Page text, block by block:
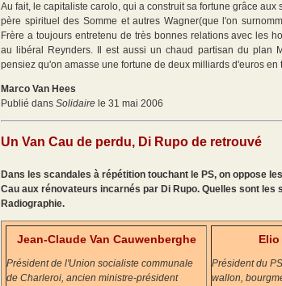
Au fait, le capitaliste carolo, qui a construit sa fortune grâce
père spirituel des Somme et autres Wagner(que l'on
Frère a toujours entretenu de très bonnes relations avec les
au libéral Reynders. Il est aussi un chaud partisan du plan
pensiez qu'on amasse une fortune de deux milliards d'euros en
Marco Van Hees
Publié dans Solidaire le 31 mai 2006
Un Van Cau de perdu, Di Rupo de retrouvé
Dans les scandales à répétition touchant le PS, on oppose
Cau aux rénovateurs incarnés par Di Rupo. Quelles sont
Radiographie.
Jean-Claude Van Cauwenberghe
Président de l'Union socialiste communale
de Charleroi, ancien ministre-président
Elio
Président du
wallon,